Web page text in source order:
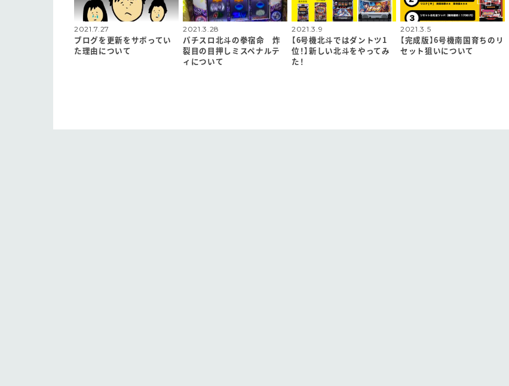
2021.7.27
ブログを更新をサボってい
た理由について
2021.3.28
パチスロ北斗の拳宿命 炸
裂目の目押しミスペナルテ
ィについて
2021.3.9
【6号機北斗ではダントツ1
位！】新しい北斗をやってみ
た！
2021.3.5
【完成版】6号機南国育ちのリ
セット狙いについて